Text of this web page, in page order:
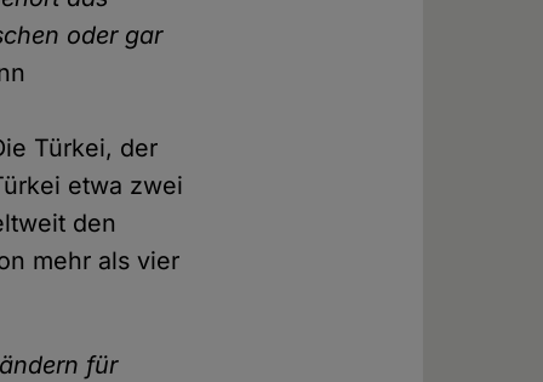
oder gar
Türkei, der
etwa zwei
den
mehr als vier
für